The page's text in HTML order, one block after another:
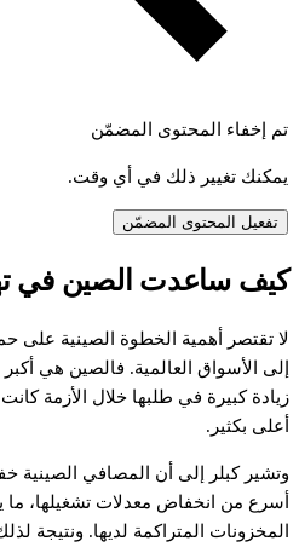
تم إخفاء المحتوى المضمّن
يمكنك تغيير ذلك في أي وقت.
تفعيل المحتوى المضمّن
كيف ساعدت الصين في
تقتصر أهمية الخطوة الصينية على
إلى الأسواق العالمية. فالصين هي أكبر
زيادة كبيرة في طلبها خلال الأزمة كانت
أعلى بكثير.
وتشير كبلر إلى أن المصافي الصينية
أسرع من انخفاض معدلات تشغيلها، ما
المخزونات المتراكمة لديها. ونتيجة لذلك،